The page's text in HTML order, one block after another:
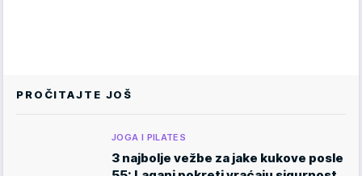
PROČITAJTE JOŠ
JOGA I PILATES
3 najbolje vežbe za jake kukove posle